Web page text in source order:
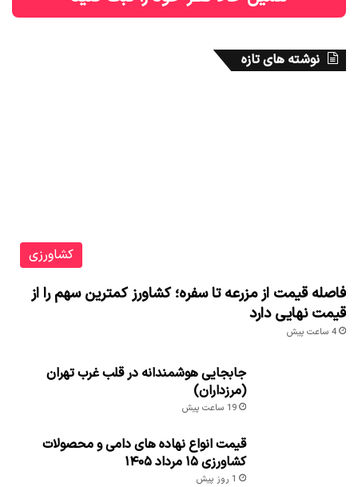
نوشته های تازه
کشاورزی
فاصله قیمت از مزرعه تا سفره؛ کشاورز کمترین سهم را از
قیمت نهایی دارد
4 ساعت پیش
جابجایی هوشمندانه در قلب غرب تهران
(مرزداران)
19 ساعت پیش
قیمت انواع نهاده های دامی و محصولات
کشاورزی ۱۵ مرداد ۱۴۰۵
1 روز پیش